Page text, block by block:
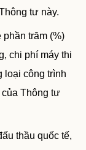
tư này.
trăm (%)
chi phí máy thi
loại công trình
Thông tư
thầu quốc tế,